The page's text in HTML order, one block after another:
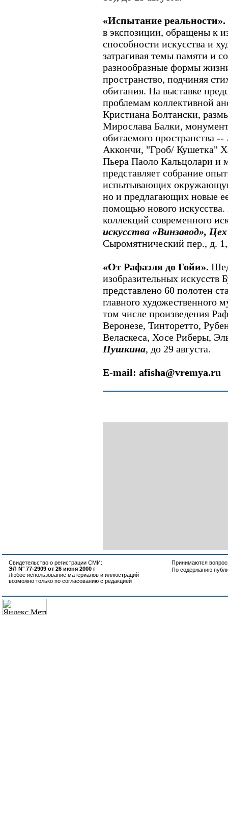
«Испытание реальности».
в экспозиции, обращены к
способности искусства и
затрагивая темы памяти и
разнообразные формы
пространство, подчиняя
обитания. На выставке
проблемам коллективной
Кристиана Болтански,
Мирослава Балки,
обитаемого пространства
Аккончи, "Гроб/ Кушетка"
Пьера Паоло Кальцолари и
представляет собрание
испытывающих
но и предлагающих новые
помощью нового
коллекций современного
искусства «Винзавод», Цех
Сыромятнический пер., д. 1,
«От Рафаэля до Гойи».
изобразительных искусств
представлено 60 полотен
главного художественного
том числе произведения
Веронезе, Тинторетто,
Веласкеса, Хосе Риберы,
Пушкина, до 29 августа.
E-mail: afisha@vremya.ru
Свидетельство о регистрации СМИ:
ЭЛ N° 77-2909 от 26 июня 2000 г
Любое использование материалов и иллюстраций
возможно только по согласованию с редакцией
Принимаются
По содержанию